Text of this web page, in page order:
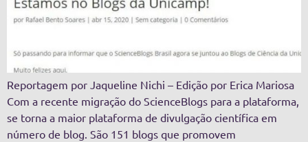
Reportagem por Jaqueline Nichi – Edição por Erica Mariosa
Com a recente migração do ScienceBlogs para a plataforma,
se torna a maior plataforma de divulgação científica em
número de blog. São 151 blogs que promovem